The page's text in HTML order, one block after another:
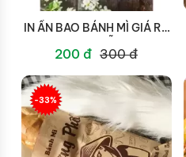
IN ẤN BAO BÁNH MÌ GIÁ RẺ
200 đ 300 đ
-33%